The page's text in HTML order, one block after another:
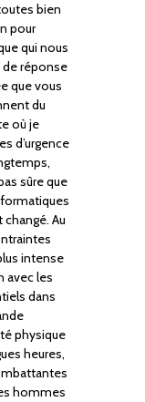
bien
pour
qui nous
de réponse
que vous
du
où je
d’urgence
sûre que
Au
intense
avec les
dans
physique
heures,
hommes